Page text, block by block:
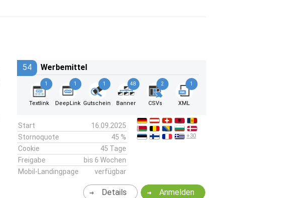
54 Werbemittel
1
Textlink
1
DeepLink
1
Gutschein
48
Banner
2
CSVs
1
XML
Start
16.09.2025
Stornoquote
45 %
Cookie
45 Tage
Freigabe
bis 6 Wochen
Mobil-Landingpage
verfügbar
+30
Anmelden
Details